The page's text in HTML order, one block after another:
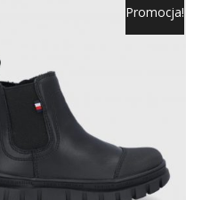
Promocja!